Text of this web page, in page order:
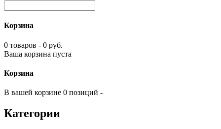
Корзина
0 товаров - 0 руб.
Ваша корзина пуста
Корзина
В вашей корзине 0 позиций -
Категории